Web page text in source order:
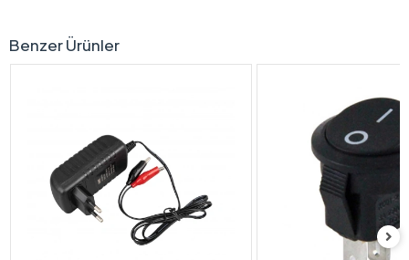
Benzer Ürünler